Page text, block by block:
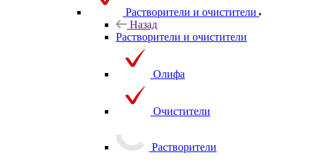
Растворители и очистители
Назад
Растворители и очистители
Олифа
Очистители
Растворители